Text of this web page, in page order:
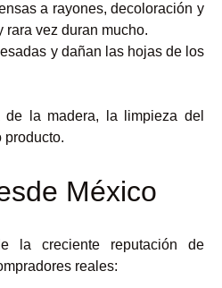
a rayones, decoloración y
vez duran mucho.
pesadas y dañan las hojas de los
la madera, la limpieza del
producto.
México
La satisfacción del cliente es el núcleo de la creciente reputación de
reales: